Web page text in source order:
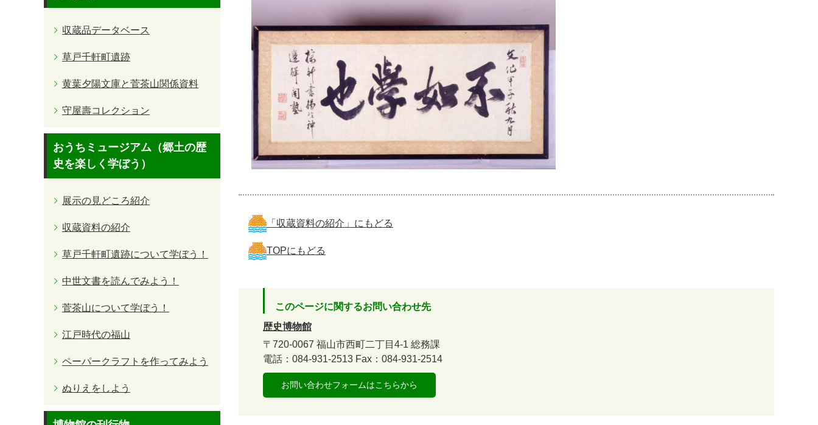
「収蔵資料の紹介」にもどる
TOPにもどる
このページに関するお問い合わせ先
歴史博物館
〒720-0067 福山市西町二丁目4-1 総務課
電話：084-931-2513 Fax：084-931-2514
お問い合わせフォームはこちらから
収蔵品データベース
草戸千軒町遺跡
黄葉夕陽文庫と菅茶山関係資料
守屋壽コレクション
おうちミュージアム（郷土の歴
史を楽しく学ぼう）
展示の見どころ紹介
収蔵資料の紹介
草戸千軒町遺跡について学ぼう！
中世文書を読んでみよう！
菅茶山について学ぼう！
江戸時代の福山
ペーパークラフトを作ってみよう
ぬりえをしよう